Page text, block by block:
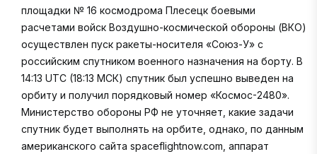
площадки № 16 космодрома Плесецк боевыми
расчетами войск Воздушно-космической обороны (ВКО)
осуществлен пуск ракеты-носителя «Союз-У» с
российским спутником военного назначения на борту. В
14:13 UTC (18:13 МСК) спутник был успешно выведен на
орбиту и получил порядковый номер «Космос-2480».
Министерство обороны РФ не уточняет, какие задачи
спутник будет выполнять на орбите, однако, по данным
американского сайта spaceflightnow.com, аппарат